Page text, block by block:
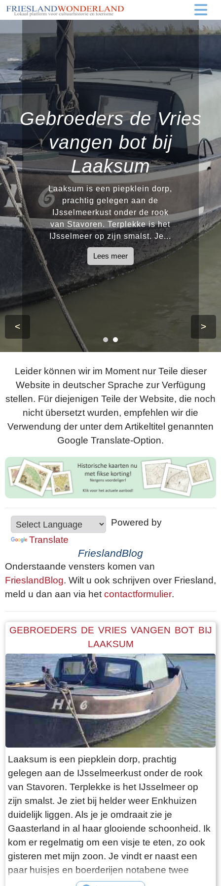
Gebroeders de Vries
vangen bot bij
Laaksum
Laaksum is een piepklein dorp,
prachtig gelegen aan de
IJsselmeerkust onder de rook
van Stavoren. Terplekke is het
IJsselmeer op zijn smalst. Je...
Lees meer
< >
Leider können wir im Moment nur Teile dieser
Website in deutscher Sprache zur Verfügung
stellen. Für diejenigen Teile der Website, die noch
nicht übersetzt wurden, empfehlen wir die
Verwendung der unter dem Artikeltitel genannten
Google Translate-Option.
Powered by
Translate
FrieslandBlog
Onderstaande vensters komen van
FrieslandBlog. Wilt u ook schrijven over Friesland,
meld u dan aan via hetcontactformulier.
GEBROEDERS DE VRIES VANGEN BOT BIJ
LAAKSUM
Laaksum is een piepklein dorp, prachtig
gelegen aan de IJsselmeerkust onder de rook
van Stavoren. Terplekke is het IJsselmeer op
zijn smalst. Je ziet bij helder weer Enkhuizen
duidelijk liggen. Als je je omdraait zie je
Gaasterland in al haar glooiende schoonheid. Ik
kom er regelmatig om een visje te eten, zo ook
gisteren met mijn zoon. Je vindt er naast een
paar huisjes en boerderijen notabene twee
visrestaurants op steenworp afstand van elkaar.